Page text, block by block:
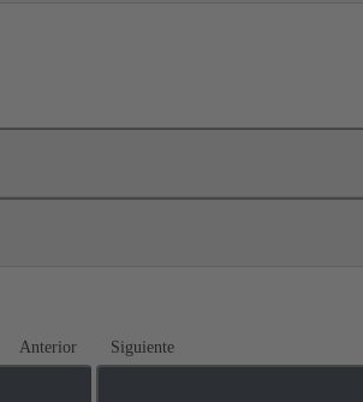
Anterior Siguiente